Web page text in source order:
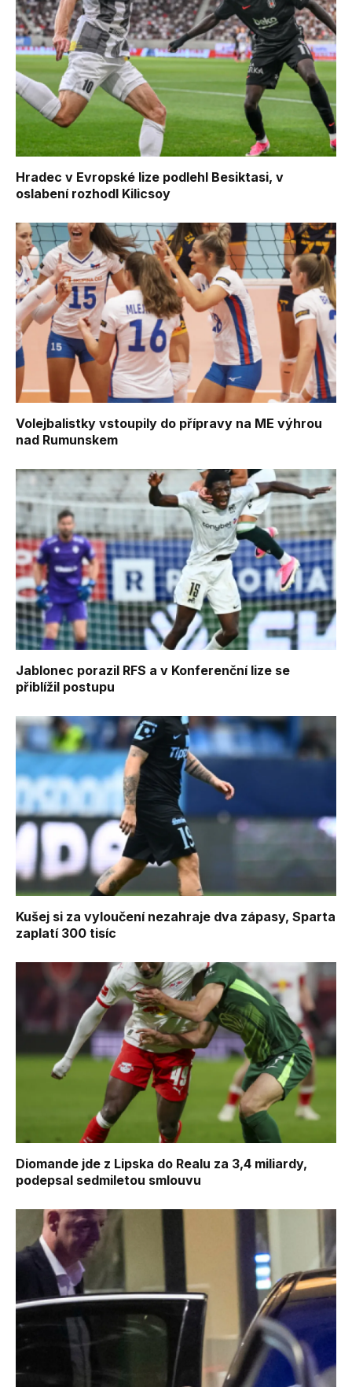
Hradec v Evropské lize podlehl Besiktasi, v
oslabení rozhodl Kilicsoy
Volejbalistky vstoupily do přípravy na ME výhrou
nad Rumunskem
Jablonec porazil RFS a v Konferenční lize se
přiblížil postupu
Kušej si za vyloučení nezahraje dva zápasy, Sparta
zaplatí 300 tisíc
Diomande jde z Lipska do Realu za 3,4 miliardy,
podepsal sedmiletou smlouvu